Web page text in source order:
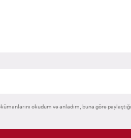
okudum ve anladım, buna göre